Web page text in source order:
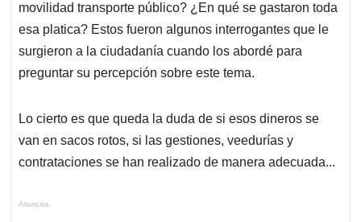
movilidad transporte público? ¿En qué se gastaron toda
esa platica? Estos fueron algunos interrogantes que le
surgieron a la ciudadanía cuando los abordé para
preguntar su percepción sobre este tema.
Lo cierto es que queda la duda de si esos dineros se
van en sacos rotos, si las gestiones, veedurías y
contrataciones se han realizado de manera adecuada...
Anuncios.